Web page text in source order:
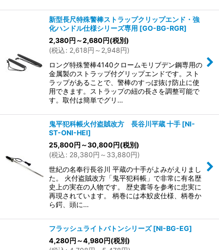
新型長尺特殊警棒ストラップクリップエンド・強
化ハンドル仕様シリーズ専用 [GO-BG-RGR]
2,380円 ～2,680円(税別)
(税込: 2,618円 ～2,948円)
ロング特殊警棒4140クロームモリブデン鋼専用の
金属製のストラップ付グリップエンドです。スト
ラップがあることで、警棒のすっぽ抜け防止に使
用できます。ストラップの紐の長さを調整可能で
す。取付は簡単でグリ…
鬼平犯科帳火付盗賊改方 長谷川平蔵 十手 [NI-
ST-ONI-HEI]
25,800円 ～30,800円(税別)
(税込: 28,380円 ～33,880円)
世紀の名奉行長谷川 平蔵の十手がよみがえりまし
た。 火付盗賊改方「鬼平犯科帳」で非常に有名歴
史上の実在の人物です。 歴史書等を参考に忠実に
再現されています。 柄巻には本鮫皮仕様、柄巻か
ら鍔、頭に…
フラッシュライトバトンシリーズ [NI-BG-EG]
4,280円 ～4,980円(税別)